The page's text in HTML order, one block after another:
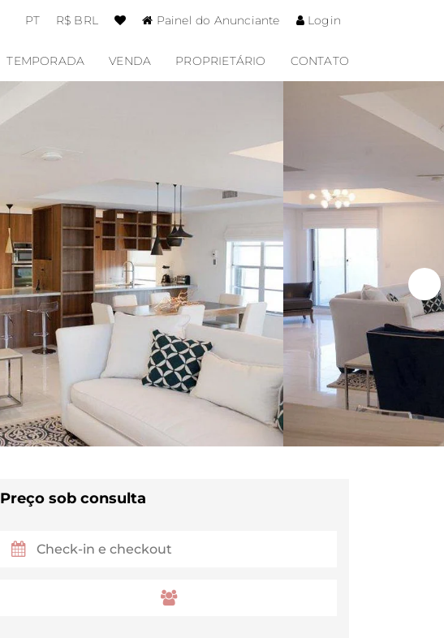
PT R$ BRL Painel do Anunciante Login
TEMPORADA VENDA PROPRIETÁRIO CONTATO
Preço sob consulta